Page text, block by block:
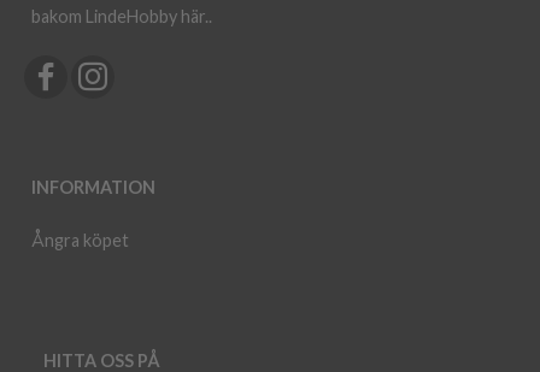
bakom LindeHobby här..
INFORMATION
Ångra köpet
HITTA OSS PÅ